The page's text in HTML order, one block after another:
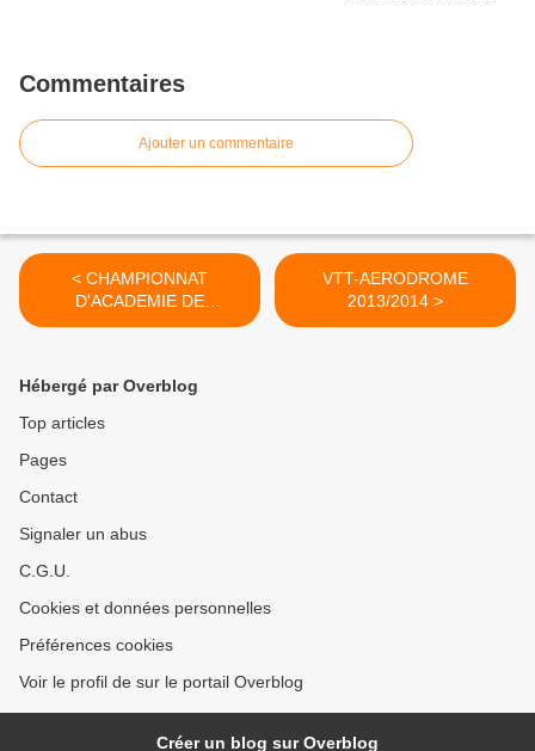
Commentaires
Ajouter un commentaire
< CHAMPIONNAT
D'ACADEMIE DE
GYMNASTIQUE
VTT-AERODROME
2013/2014 >
Hébergé par Overblog
Top articles
Pages
Contact
Signaler un abus
C.G.U.
Cookies et données personnelles
Préférences cookies
Voir le profil de sur le portail Overblog
Créer un blog sur Overblog